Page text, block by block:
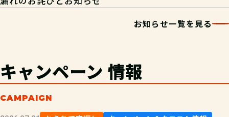
お知らせ一覧を見る
キャンペーン 情報
CAMPAIGN